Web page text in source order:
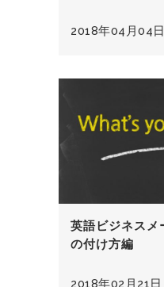
2018年04月04日
英語ビジネスメ
の付け方編
2018年02月21日